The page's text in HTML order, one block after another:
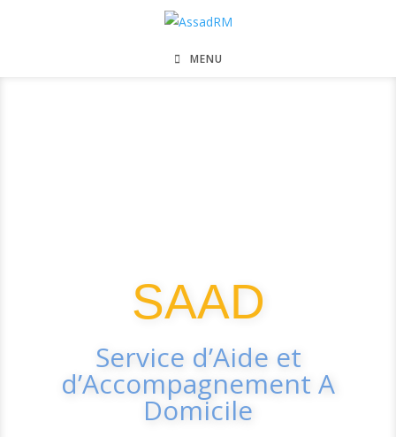
MENU
SAAD
Service d’Aide et
d’Accompagnement A
Domicile